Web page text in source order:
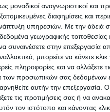
αναγνωριστικοί και
διαφημίσεις και
υπηρεσιών. Με την άδειά
γεωγραφικής τοποθεσίας
στην επεξεργασία
μπορείτε να κάνετε κλικ
πληροφορίες και να αλλάξετε
των προσωπικών σας δεδομένων
αυτήν την επεξεργασία.
τις προτιμήσεις σας ή να
τον ιστότοπο και κάνοντας
Βραζιλία την
δυνάμεις ως
να γίνει
της επόμενης
Agricultural
των ΗΠΑ (USDA).